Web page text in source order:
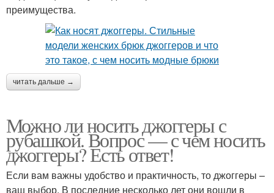
преимущества.
читать дальше →
Можно ли носить джоггеры с
рубашкой. Вопрос — с чем носить
джоггеры? Есть ответ!
Если вам важны удобство и практичность, то джоггеры –
ваш выбор. В последние несколько лет они вошли в